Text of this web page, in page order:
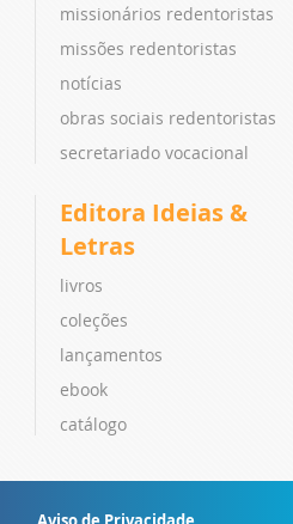
missionários redentoristas
missões redentoristas
notícias
obras sociais redentoristas
secretariado vocacional
Editora Ideias &
Letras
livros
coleções
lançamentos
ebook
catálogo